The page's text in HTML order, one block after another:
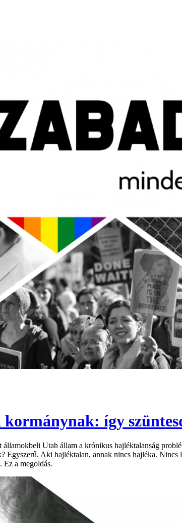
így
Utah állam a krónikus hajléktalanság
Egyszerű. Aki hajléktalan, annak nincs hajléka.
Ez a megoldás.